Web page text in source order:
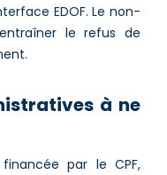
EDOF. Le non-
le refus de
à ne
par le CPF,